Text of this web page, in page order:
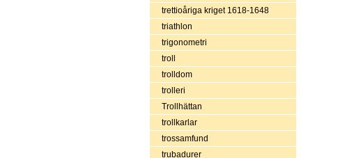
trettioåriga kriget 1618-1648
triathlon
trigonometri
troll
trolldom
trolleri
Trollhättan
trollkarlar
trossamfund
trubadurer